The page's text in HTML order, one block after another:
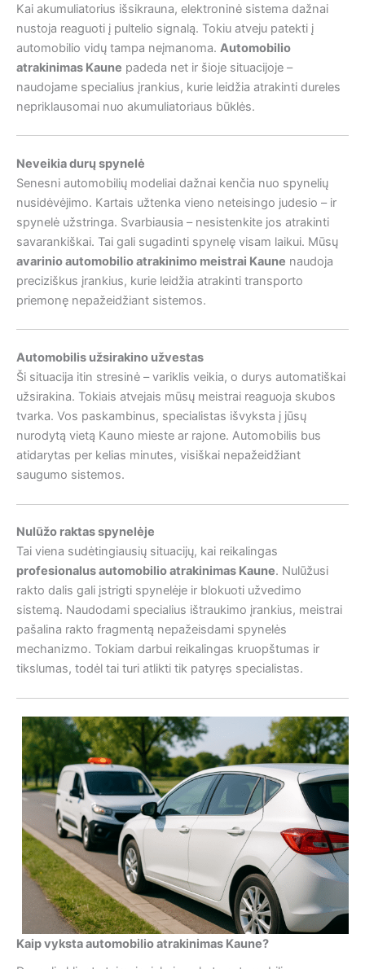
Kai akumuliatorius išsikrauna, elektroninė sistema dažnai
nustoja reaguoti į pultelio signalą. Tokiu atveju patekti į
automobilio vidų tampa neįmanoma. Automobilio
atrakinimas Kaune padeda net ir šioje situacijoje –
naudojame specialius įrankius, kurie leidžia atrakinti dureles
nepriklausomai nuo akumuliatoriaus būklės.
Neveikia durų spynelė
Senesni automobilių modeliai dažnai kenčia nuo spynelių
nusidėvėjimo. Kartais užtenka vieno neteisingo judesio – ir
spynelė užstringa. Svarbiausia – nesistenkite jos atrakinti
savarankiškai. Tai gali sugadinti spynelę visam laikui. Mūsų
avarinio automobilio atrakinimo meistrai Kaune naudoja
preciziškus įrankius, kurie leidžia atrakinti transporto
priemonę nepažeidžiant sistemos.
Automobilis užsirakino užvestas
Ši situacija itin stresinė – variklis veikia, o durys automatiškai
užsirakina. Tokiais atvejais mūsų meistrai reaguoja skubos
tvarka. Vos paskambinus, specialistas išvyksta į jūsų
nurodytą vietą Kauno mieste ar rajone. Automobilis bus
atidarytas per kelias minutes, visiškai nepažeidžiant
saugumo sistemos.
Nulūžo raktas spynelėje
Tai viena sudėtingiausių situacijų, kai reikalingas
profesionalus automobilio atrakinimas Kaune. Nulūžusi
rakto dalis gali įstrigti spynelėje ir blokuoti užvedimo
sistemą. Naudodami specialius ištraukimo įrankius, meistrai
pašalina rakto fragmentą nepažeisdami spynelės
mechanizmo. Tokiam darbui reikalingas kruopštumas ir
tikslumas, todėl tai turi atlikti tik patyręs specialistas.
Kaip vyksta automobilio atrakinimas Kaune?